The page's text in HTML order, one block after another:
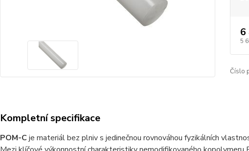
6
5
Číslo
Kompletní specifikace
POM-C je materiál bez plniv s jedinečnou rovnováhou fyzikálních